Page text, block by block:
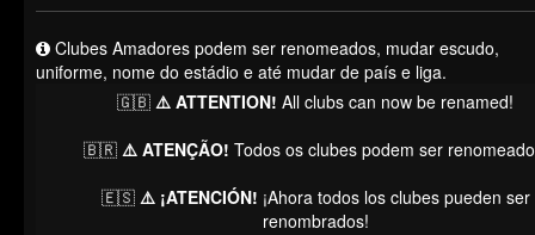
Clubes Amadores podem ser renomeados, mudar escudo,
uniforme, nome do estádio e até mudar de país e liga.
🇬🇧 ⚠️ ATTENTION! All clubs can now be renamed!
🇧🇷 ⚠️ ATENÇÃO! Todos os clubes podem ser
🇪🇸 ⚠️ ¡ATENCIÓN! ¡Ahora todos los clubes pueden ser
renombrados!